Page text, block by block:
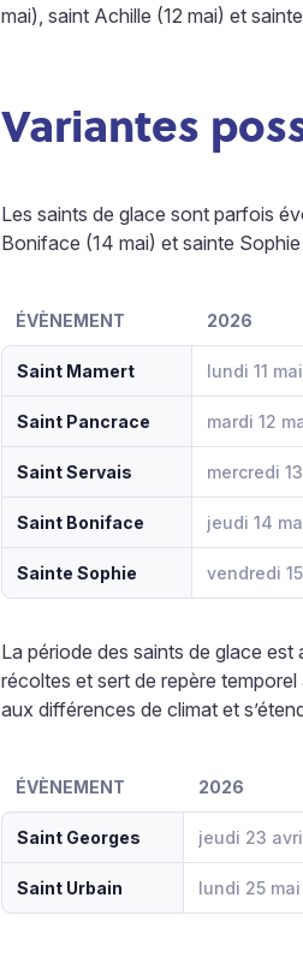
mai), saint Achille (12 mai) et
Variantes
Les saints de glace sont parfois
Boniface (14 mai) et sainte Sophie
ÉVÈNEMENT 2026
Saint Mamert lundi 11
Saint Pancrace mardi 12
Saint Servais mercredi
Saint Boniface jeudi 14
Sainte Sophie vendredi
La période des saints de glace
récoltes et sert de repère temporel
aux différences de climat et
ÉVÈNEMENT 2026
Saint Georges jeudi 23
Saint Urbain lundi 25